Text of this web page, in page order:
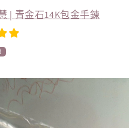
智慧 | 青金石14K包金手鍊